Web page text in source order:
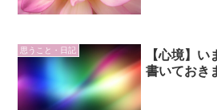
思うこと・日記
【心境】
書いておき